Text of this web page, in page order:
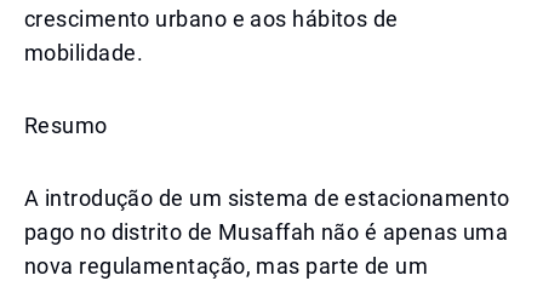
crescimento urbano e aos hábitos de
mobilidade.
Resumo
A introdução de um sistema de estacionamento
pago no distrito de Musaffah não é apenas uma
nova regulamentação, mas parte de um